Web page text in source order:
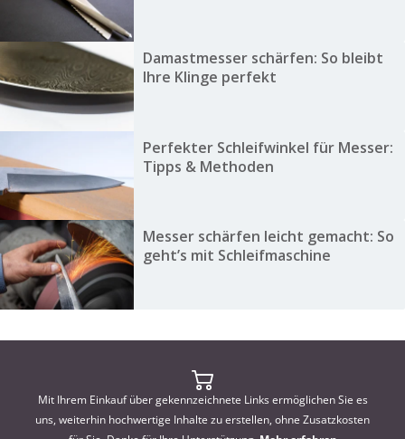
Damastmesser schärfen: So bleibt
Ihre Klinge perfekt
Perfekter Schleifwinkel für Messer:
Tipps & Methoden
Messer schärfen leicht gemacht: So
geht’s mit Schleifmaschine
Mit Ihrem Einkauf über gekennzeichnete Links ermöglichen Sie es
uns, weiterhin hochwertige Inhalte zu erstellen, ohne Zusatzkosten